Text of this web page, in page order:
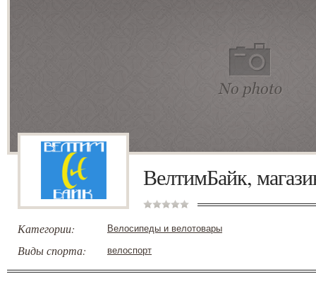
ВелтимБайк,
Категории: Велосипеды и велотовары
Виды спорта: велоспорт